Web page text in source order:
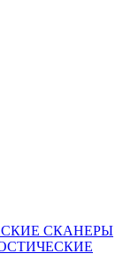
СКАНЕРЫ